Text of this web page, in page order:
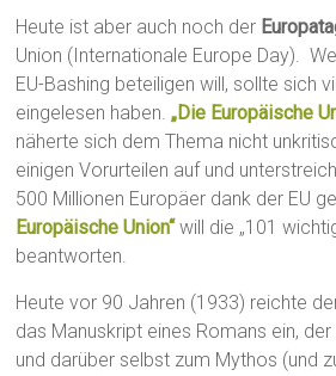
Heute ist aber auch noch der
Union (Internationale Europe Day).
EU-Bashing beteiligen will, sollte sich
eingelesen haben.„Die Europäische
näherte sich dem Thema nicht
einigen Vorurteilen auf und
500 Millionen Europäer dank der EU
Europäische Union“will die „101
beantworten.
Heute vor 90 Jahren (1933) reichte
das Manuskript eines Romans ein,
und darüber selbst zum Mythos (und